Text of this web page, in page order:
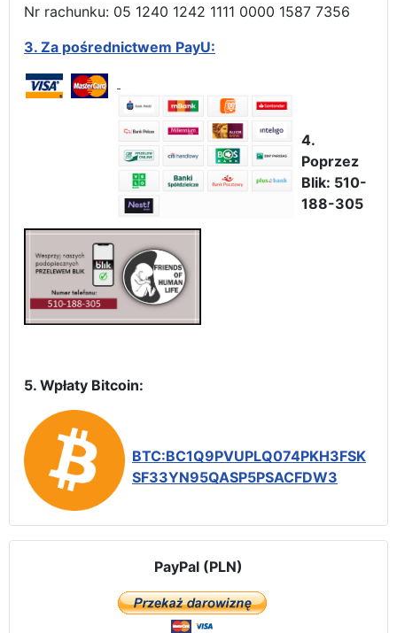
Nr rachunku: 05 1240 1242 1111 0000 1587 7356
3. Za pośrednictwem PayU:
4.
Poprzez
Blik: 510-
188-305
5. Wpłaty Bitcoin:
BTC:BC1Q9PVUPLQ074PKH3FSK
SF33YN95QASP5PSACFDW3
PayPal (PLN)